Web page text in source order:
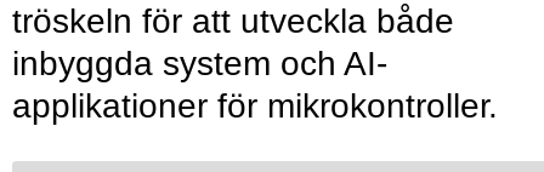
tröskeln för att utveckla både
inbyggda system och AI-
applikationer för mikrokontroller.